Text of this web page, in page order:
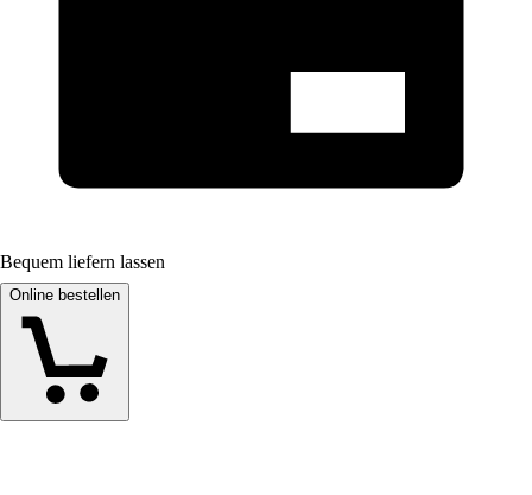
Bequem liefern lassen
Online bestellen